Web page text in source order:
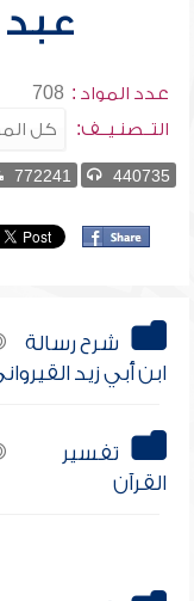
عدد المواد : 708
التــصنـيــف:
440735
772241
شرح رسالة
ابن أبي زيد
تفسير
القرآن